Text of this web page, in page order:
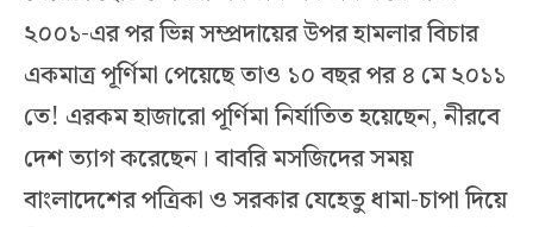
২০০১-এর পর ভিন্ন সম্প্রদায়ের উপর হামলার বিচার
একমাত্র পূর্ণিমা পেয়েছে তাও ১০ বছর পর ৪ মে ২০১১
তে! এরকম হাজারো পূর্ণিমা নির্যাতিত হয়েছেন, নীরবে
দেশ ত্যাগ করেছেন। বাবরি মসজিদের সময়
বাংলাদেশের পত্রিকা ও সরকার যেহেতু ধামা-চাপা দিয়ে